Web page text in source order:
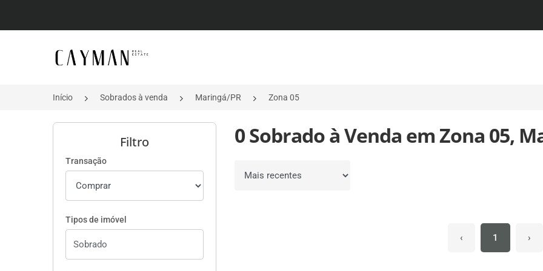
Página inicial
Início Sobrados à venda Maringá/PR Zona 05
Filtro
Transação
Tipos de imóvel
0 Sobrado à Venda em Zona 05,
Ordenar por
‹ 1 ›